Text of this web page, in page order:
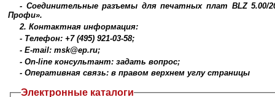
- Cоединительные разъемы для печатных плат BLZ 5.00/
Профи».
2. Контактная информация:
- Телефон: +7 (495) 921-03-58;
- E-mail: msk@ep.ru;
- On-line консультант: задать вопрос;
- Оперативная связь: в правом верхнем углу страницы
Электронные каталоги